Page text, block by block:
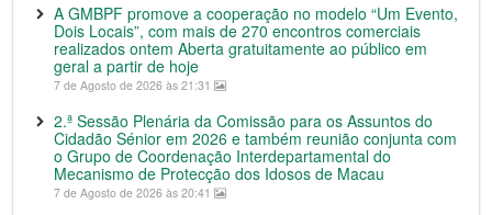
A GMBPF promove a cooperação no modelo “Um Evento,
Dois Locais”, com mais de 270 encontros comerciais
realizados ontem Aberta gratuitamente ao público em
geral a partir de hoje
7 de Agosto de 2026 às 21:31
2.ª Sessão Plenária da Comissão para os Assuntos do
Cidadão Sénior em 2026 e também reunião conjunta com
o Grupo de Coordenação Interdepartamental do
Mecanismo de Protecção dos Idosos de Macau
7 de Agosto de 2026 às 20:41